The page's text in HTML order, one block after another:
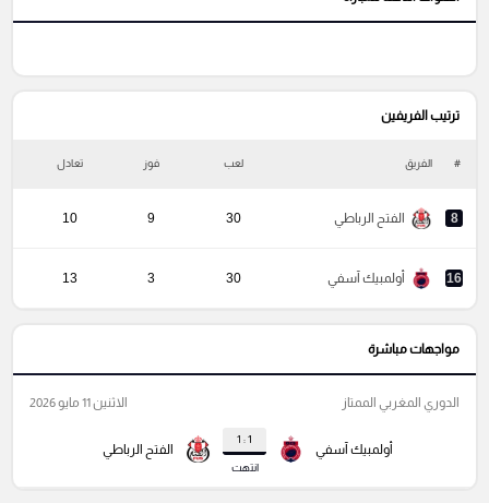
ترتيب الفريفين
# الفريق لعب فوز تعادل
8 الفتح الرباطي 30
9
10
16 أولمبيك آسفي 30
3
13
مواجهات مباشرة
أولمبيك آسفي
1 : 1
انتهت
الفتح الرباطي
الدوري المغربي الممتاز الاثنين 11 مايو 2026